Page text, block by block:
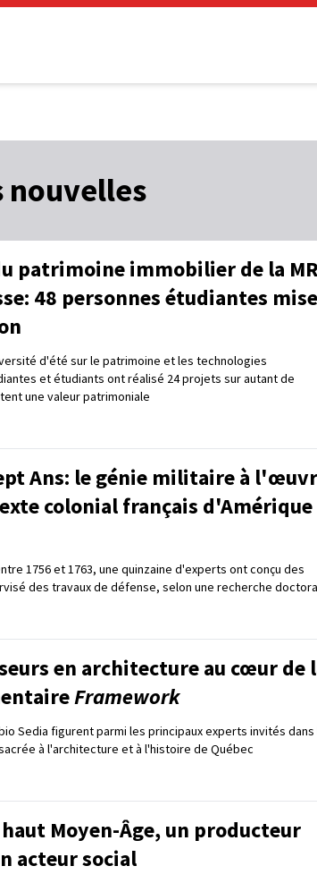
nouvelles
patrimoine immobilier de la
48 personnes étudiantes
d'été sur le patrimoine et les technologies
et étudiants ont réalisé 24 projets sur autant de
une valeur patrimoniale
Ans: le génie militaire à
colonial français d'Amérique
1756 et 1763, une quinzaine d'experts ont conçu des
des travaux de défense, selon une recherche
en architecture au cœur de
Framework
Sedia figurent parmi les principaux experts invités dans
à l'architecture et à l'histoire de Québec
Moyen-Âge, un producteur
acteur social